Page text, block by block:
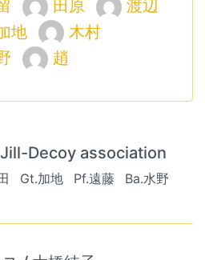
田原
渡辺
地
木村
趙
Jill-Decoy association
Gt.加地 Pf.遠藤
Ba.水野